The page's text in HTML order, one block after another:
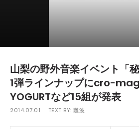
山梨の野外音楽イベント「
1弾ラインナップにcro-
YOGURTなど15組が発表
2014.07.01 TEXT BY:難波